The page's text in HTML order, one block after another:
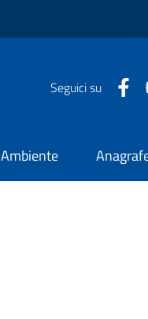
Seguici su
Ambiente